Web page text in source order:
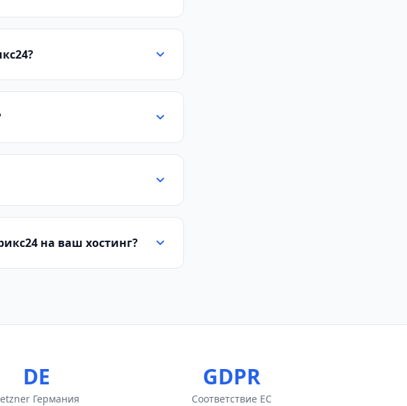
на ваш хостинг?
DE
Германия
GDPR
Соответствие ЕС